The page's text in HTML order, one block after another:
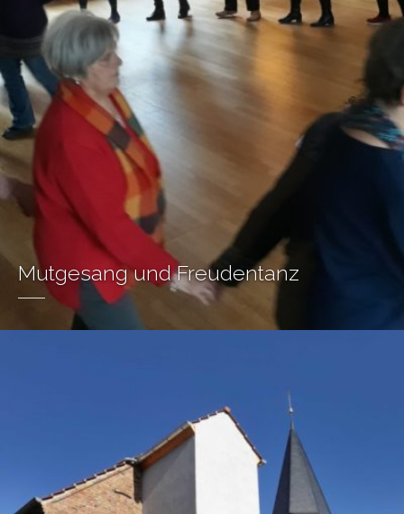
Mutgesang und Freudentanz